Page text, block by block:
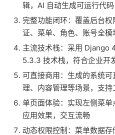
辑，AI 自动生成可运行代码
完整功能闭环：覆盖后台
证、菜单、角色、账号全模
主流技术栈：采用
5.3.3 技术栈，符合企业开
可直接商用：生成的系统
理、内容管理等场景，支持
单页面体验：实现左侧菜
应用效果，交互流畅
动态权限控制：菜单数据